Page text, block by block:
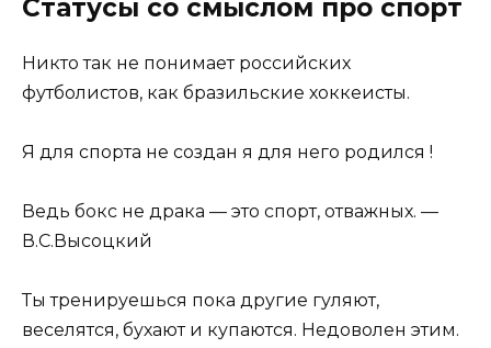
Статусы со смыслом про спорт
Никто так не понимает российских
футболистов, как бразильские хоккеисты.
Я для спорта не создан я для него родился !
Ведь бокс не драка — это спорт, отважных. —
В.С.Высоцкий
Ты тренируешься пока другие гуляют,
веселятся, бухают и купаются. Недоволен этим.